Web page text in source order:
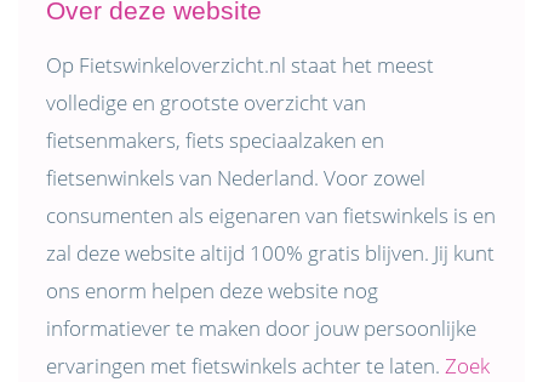
Over deze website
Op Fietswinkeloverzicht.nl staat het meest
volledige en grootste overzicht van
fietsenmakers, fiets speciaalzaken en
fietsenwinkels van Nederland. Voor zowel
consumenten als eigenaren van fietswinkels is en
zal deze website altijd 100% gratis blijven. Jij kunt
ons enorm helpen deze website nog
informatiever te maken door jouw persoonlijke
ervaringen met fietswinkels achter te laten. Zoek